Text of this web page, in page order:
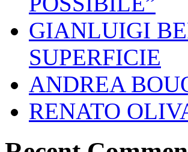
GIANLUIGI
SUPERFICIE
ANDREA
RENATO